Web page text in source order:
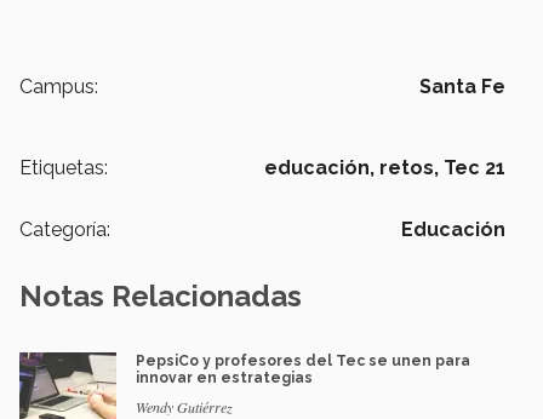
Campus: Santa Fe
Etiquetas: educación, retos, Tec 21
Categoría: Educación
Notas Relacionadas
PepsiCo y profesores del Tec se unen para
innovar en estrategias
Wendy Gutiérrez